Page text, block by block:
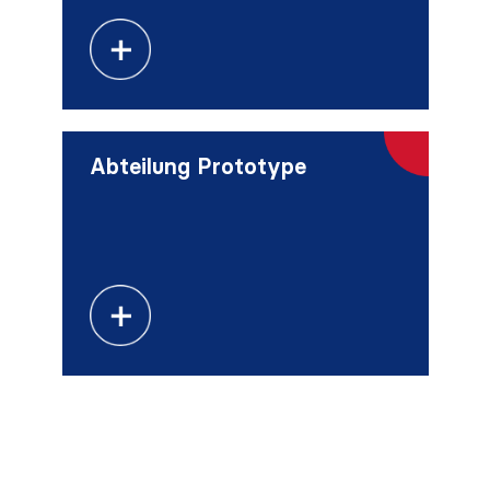
Abteilung Prototype